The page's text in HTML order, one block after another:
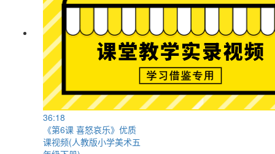
36:18
《第6课 喜怒哀乐》优质
课视频(人教版小学美术五